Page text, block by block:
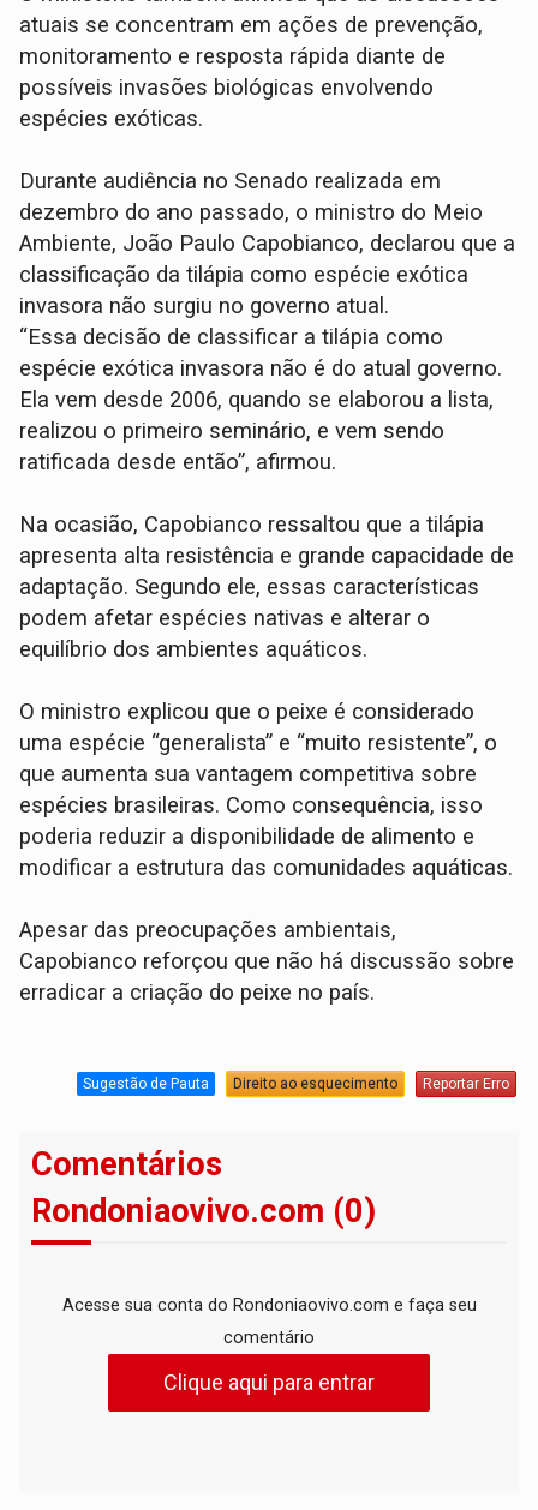
atuais se concentram em ações de prevenção,
monitoramento e resposta rápida diante de
possíveis invasões biológicas envolvendo
espécies exóticas.
Durante audiência no Senado realizada em
dezembro do ano passado, o ministro do Meio
Ambiente, João Paulo Capobianco, declarou que a
classificação da tilápia como espécie exótica
invasora não surgiu no governo atual.
“Essa decisão de classificar a tilápia como
espécie exótica invasora não é do atual governo.
Ela vem desde 2006, quando se elaborou a lista,
realizou o primeiro seminário, e vem sendo
ratificada desde então”, afirmou.
Na ocasião, Capobianco ressaltou que a tilápia
apresenta alta resistência e grande capacidade de
adaptação. Segundo ele, essas características
podem afetar espécies nativas e alterar o
equilíbrio dos ambientes aquáticos.
O ministro explicou que o peixe é considerado
uma espécie “generalista” e “muito resistente”, o
que aumenta sua vantagem competitiva sobre
espécies brasileiras. Como consequência, isso
poderia reduzir a disponibilidade de alimento e
modificar a estrutura das comunidades aquáticas.
Apesar das preocupações ambientais,
Capobianco reforçou que não há discussão sobre
erradicar a criação do peixe no país.
Sugestão de Pauta Direito ao esquecimento Reportar Erro
Comentários
Rondoniaovivo.com (0)
Acesse sua conta do Rondoniaovivo.com e faça seu
comentário
Clique aqui para entrar